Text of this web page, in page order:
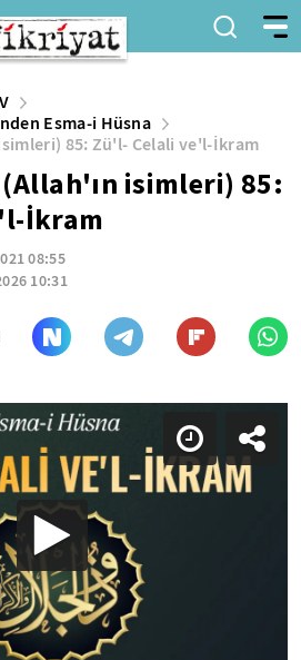
Esma-i Hüsna
85: Zü'l- Celali ve'l-İkram
isimleri) 85:
İkram
08:55
10:31